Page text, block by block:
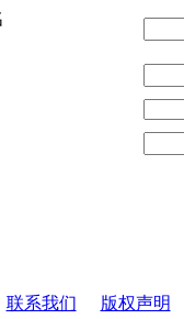
联系我们
版权声明